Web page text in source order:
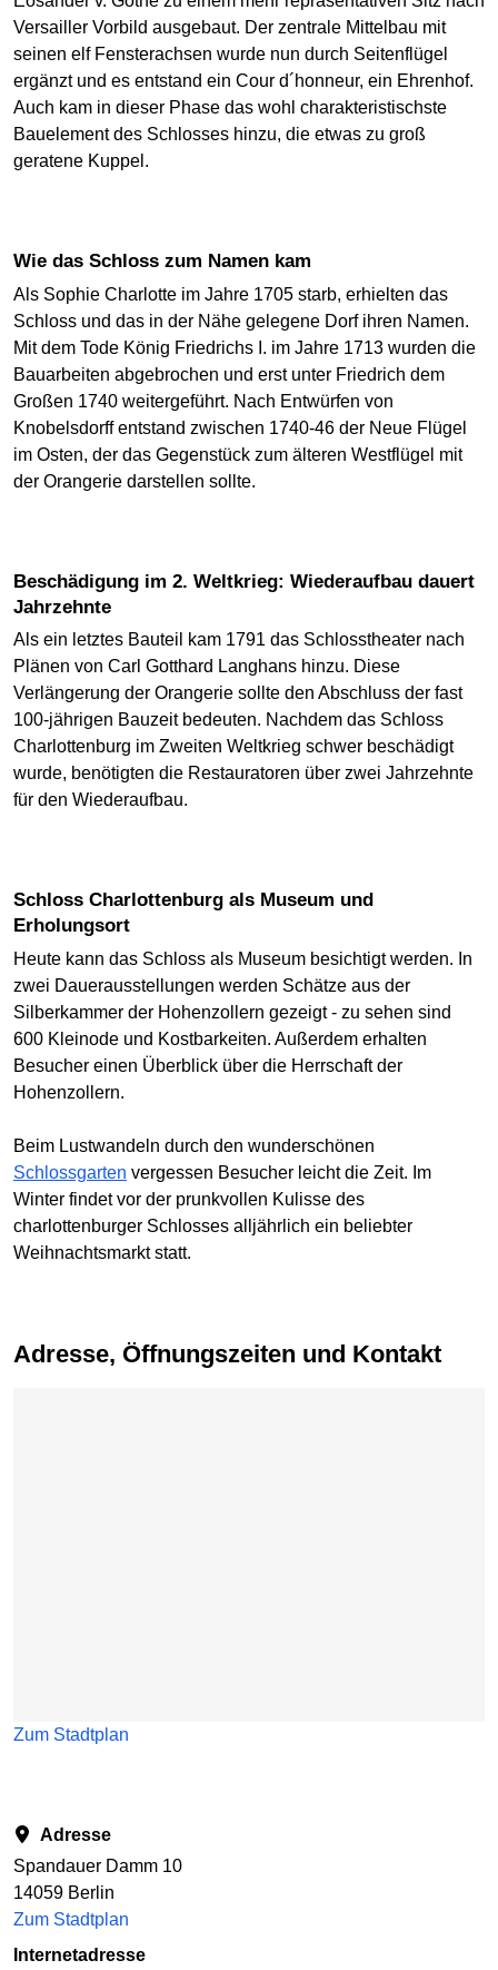
Versailler Vorbild ausgebaut. Der zentrale Mittelbau mit
seinen elf Fensterachsen wurde nun durch Seitenflügel
ergänzt und es entstand ein Cour d´honneur, ein Ehrenhof.
Auch kam in dieser Phase das wohl charakteristischste
Bauelement des Schlosses hinzu, die etwas zu groß
geratene Kuppel.
Wie das Schloss zum Namen kam
Als Sophie Charlotte im Jahre 1705 starb, erhielten das
Schloss und das in der Nähe gelegene Dorf ihren Namen.
Mit dem Tode König Friedrichs I. im Jahre 1713 wurden die
Bauarbeiten abgebrochen und erst unter Friedrich dem
Großen 1740 weitergeführt. Nach Entwürfen von
Knobelsdorff entstand zwischen 1740-46 der Neue Flügel
im Osten, der das Gegenstück zum älteren Westflügel mit
der Orangerie darstellen sollte.
Beschädigung im 2. Weltkrieg: Wiederaufbau dauert
Jahrzehnte
Als ein letztes Bauteil kam 1791 das Schlosstheater nach
Plänen von Carl Gotthard Langhans hinzu. Diese
Verlängerung der Orangerie sollte den Abschluss der fast
100-jährigen Bauzeit bedeuten. Nachdem das Schloss
Charlottenburg im Zweiten Weltkrieg schwer beschädigt
wurde, benötigten die Restauratoren über zwei Jahrzehnte
für den Wiederaufbau.
Schloss Charlottenburg als Museum und
Erholungsort
Heute kann das Schloss als Museum besichtigt werden. In
zwei Dauerausstellungen werden Schätze aus der
Silberkammer der Hohenzollern gezeigt - zu sehen sind
600 Kleinode und Kostbarkeiten. Außerdem erhalten
Besucher einen Überblick über die Herrschaft der
Hohenzollern.
Beim Lustwandeln durch den wunderschönen
Schlossgarten vergessen Besucher leicht die Zeit. Im
Winter findet vor der prunkvollen Kulisse des
charlottenburger Schlosses alljährlich ein beliebter
Weihnachtsmarkt statt.
Adresse, Öffnungszeiten und Kontakt
Zum Stadtplan
Adresse
Spandauer Damm 10
14059 Berlin
Zum Stadtplan
Internetadresse